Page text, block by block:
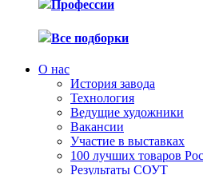
Профессии
Все подборки
О нас
История завода
Технология
Ведущие художники
Вакансии
Участие в выставках
100 лучших товаров
Результаты СОУТ